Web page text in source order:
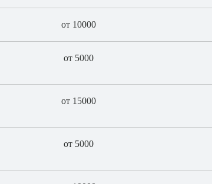
от 10000
от 5000
от 15000
от 5000